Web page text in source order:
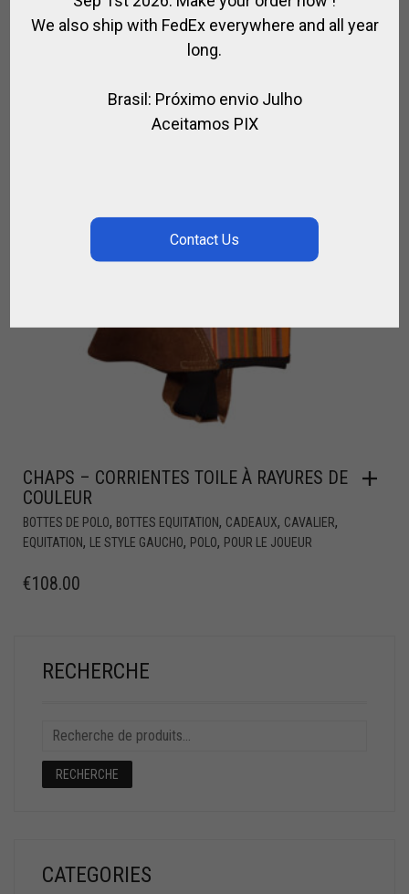
CHAPS – CORRIENTES TOILE À RAYURES DE
COULEUR
BOTTES DE POLO, BOTTES EQUITATION, CADEAUX, CAVALIER,
EQUITATION, LE STYLE GAUCHO, POLO, POUR LE JOUEUR
€108.00
RECHERCHE
RECHERCHE
CATEGORIES
We also ship with FedEx everywhere and all year
long.
Brasil: Próximo envio Julho
Aceitamos PIX